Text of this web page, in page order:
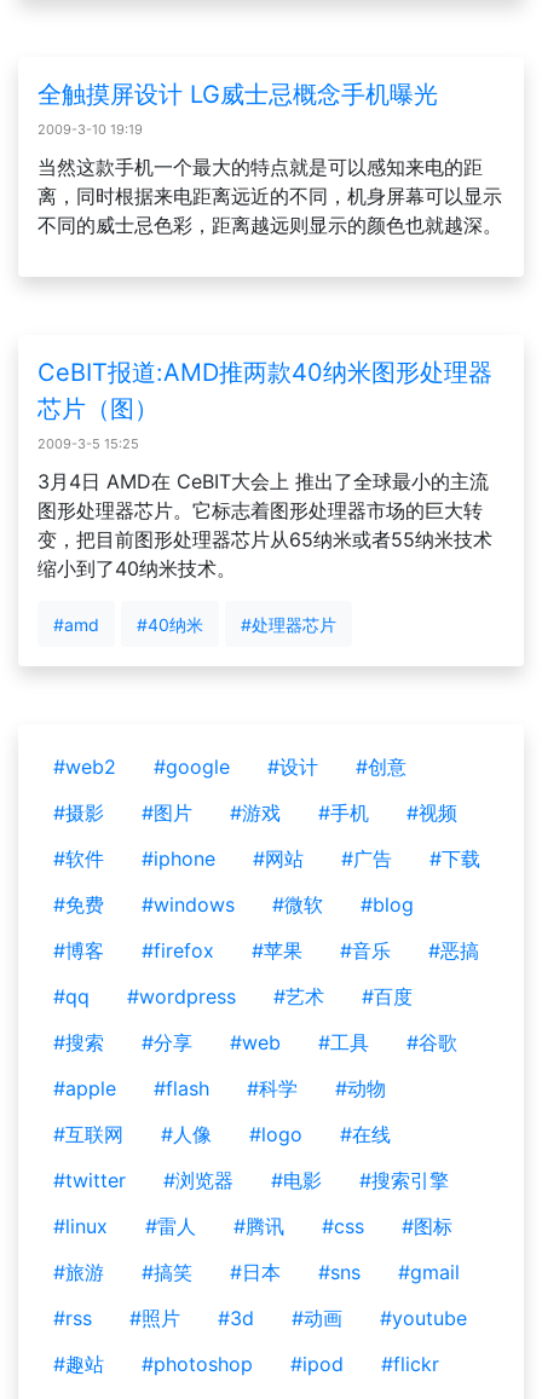
全触摸屏设计 LG威士忌概念手机曝光
2009-3-10 19:19
当然这款手机一个最大的特点就是可以感知来电的距
离，同时根据来电距离远近的不同，机身屏幕可以显示
不同的威士忌色彩，距离越远则显示的颜色也就越深。
CeBIT报道:AMD推两款40纳米图形处理器
芯片（图）
2009-3-5 15:25
3月4日 AMD在 CeBIT大会上 推出了全球最小的主流
图形处理器芯片。它标志着图形处理器市场的巨大转
变，把目前图形处理器芯片从65纳米或者55纳米技术
缩小到了40纳米技术。
#amd #40纳米 #处理器芯片
#web2 #google #设计
#创意
#摄影
#图片 #游戏 #手机
#视频
#软件
#iphone #网站 #广告
#下载
#免费
#windows #微软
#blog
#博客
#firefox #苹果 #音乐
#恶搞
#qq
#wordpress #艺术
#百度
#搜索
#分享 #web #工具
#谷歌
#apple
#flash #科学
#动物
#互联网
#人像 #logo
#在线
#twitter
#浏览器 #电影
#搜索引擎
#linux
#雷人 #腾讯 #css
#图标
#旅游
#搞笑 #日本 #sns
#gmail
#rss
#照片 #3d #动画
#youtube
#趣站
#photoshop #ipod
#flickr